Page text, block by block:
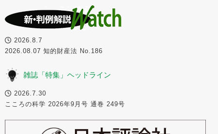
2026.8.7
2026.08.07 知的財産法 No.186
雑誌「特集」ヘッドライン
2026.7.30
こころの科学 2026年9月号 通巻 249号